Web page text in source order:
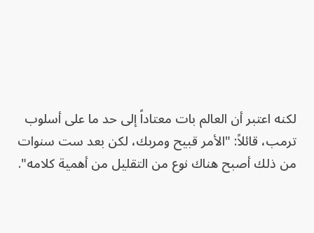
لكنه اعتبر أن العالم بات معتاداً إلى حد ما على أسلوب
ترمب، قائلاً: "الأمر قبيح ومربك، لكن بعد ست سنوات
من ذلك أصبح هناك نوع من التقليل من أهمية كلامه".